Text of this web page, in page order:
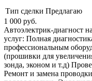
Тип сделки Предлагаю
1 000 руб.
Автоэлектрик-диагност
услуг: Полная
профессиональным
(прошивки для
зонда, эконом и т.д)
Ремонт и замена